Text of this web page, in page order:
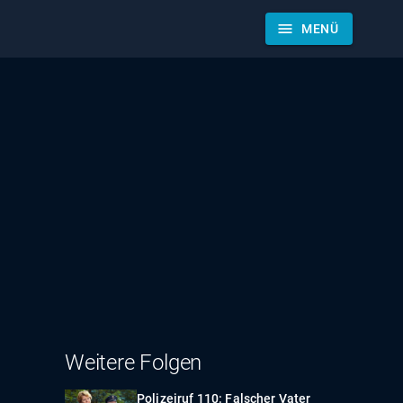
menu MENÜ
Weitere Folgen
Polizeiruf 110: Falscher Vater